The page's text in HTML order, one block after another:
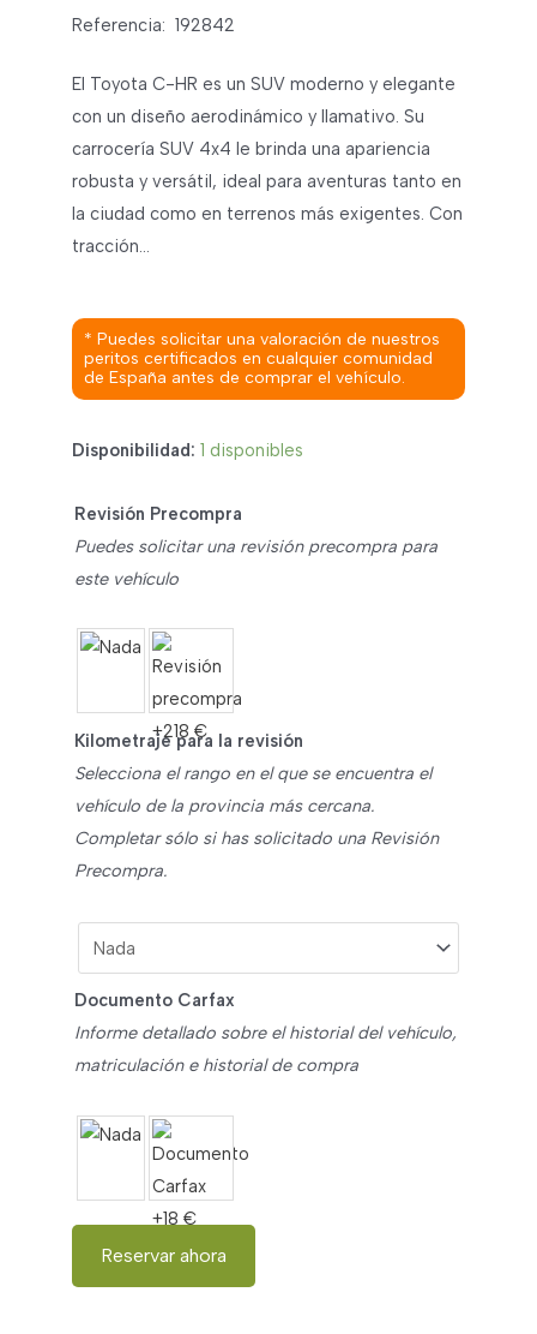
Referencia: 192842
El Toyota C-HR es un SUV moderno y elegante
con un diseño aerodinámico y llamativo. Su
carrocería SUV 4x4 le brinda una apariencia
robusta y versátil, ideal para aventuras tanto en
la ciudad como en terrenos más exigentes. Con
tracción…
* Puedes solicitar una valoración de nuestros
peritos certificados en cualquier comunidad
de España antes de comprar el vehículo.
Disponibilidad: 1 disponibles
Revisión Precompra
Puedes solicitar una revisión precompra para
este vehículo
Kilometraje para la revisión
Selecciona el rango en el que se encuentra el
vehículo de la provincia más cercana.
Completar sólo si has solicitado una Revisión
Precompra.
Documento Carfax
Informe detallado sobre el historial del vehículo,
matriculación e historial de compra
Reservar ahora